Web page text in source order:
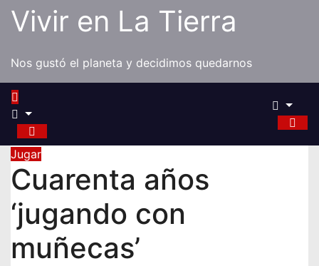
Saltar
Vivir en La Tierra
Nos gustó el planeta y decidimos quedarnos
Jugar
Cuarenta años
‘jugando con
muñecas’